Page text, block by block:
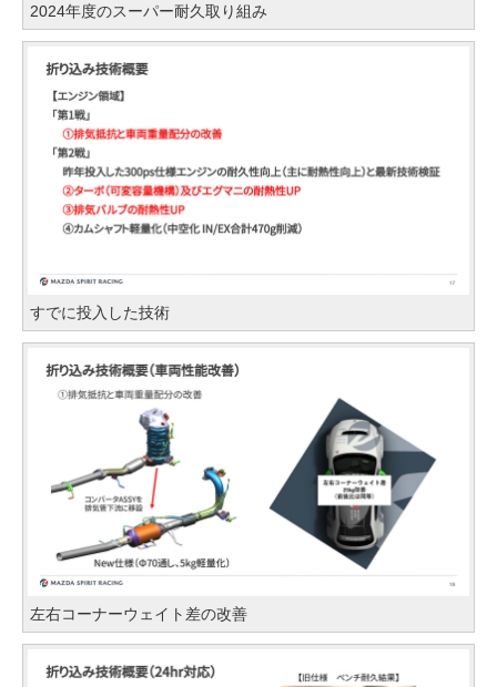
2024年度のスーパー耐久取り組み
すでに投入した技術
左右コーナーウェイト差の改善